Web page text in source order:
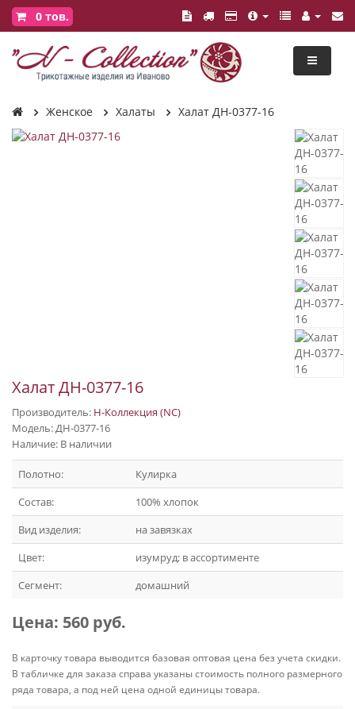
0 тов.
Женское Халаты Халат ДН-0377-16
Халат ДН-0377-16
Производитель: Н-Коллекция (NC)
Модель: ДН-0377-16
Наличие: В наличии
Полотно:
Кулирка
Состав:
100% хлопок
Вид изделия:
на завязках
Цвет:
изумруд; в ассортименте
Сегмент:
домашний
Цена: 560 руб.
В карточку товара выводится базовая оптовая цена без учета скидки.
В табличке для заказа справа указаны стоимость полного размерного
ряда товара, а под ней цена одной единицы товара.